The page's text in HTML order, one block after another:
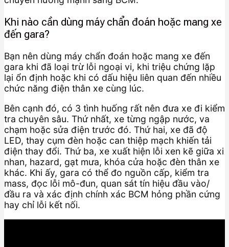
Khi nào cần dùng máy chẩn đoán hoặc mang xe
đến gara?
Bạn nên dùng máy chẩn đoán hoặc mang xe đến
gara khi đã loại trừ lỗi ngoại vi, khi triệu chứng lặp
lại ổn định hoặc khi có dấu hiệu liên quan đến nhiều
chức năng điện thân xe cùng lúc.
Bên cạnh đó, có 3 tình huống rất nên đưa xe đi kiểm
tra chuyên sâu. Thứ nhất, xe từng ngập nước, va
chạm hoặc sửa điện trước đó. Thứ hai, xe đã độ
LED, thay cụm đèn hoặc can thiệp mạch khiến tải
điện thay đổi. Thứ ba, xe xuất hiện lỗi xen kẽ giữa xi
nhan, hazard, gạt mưa, khóa cửa hoặc đèn thân xe
khác. Khi ấy, gara có thể đo nguồn cấp, kiểm tra
mass, đọc lỗi mô-đun, quan sát tín hiệu đầu vào/
đầu ra và xác định chính xác BCM hỏng phần cứng
hay chỉ lỗi kết nối.